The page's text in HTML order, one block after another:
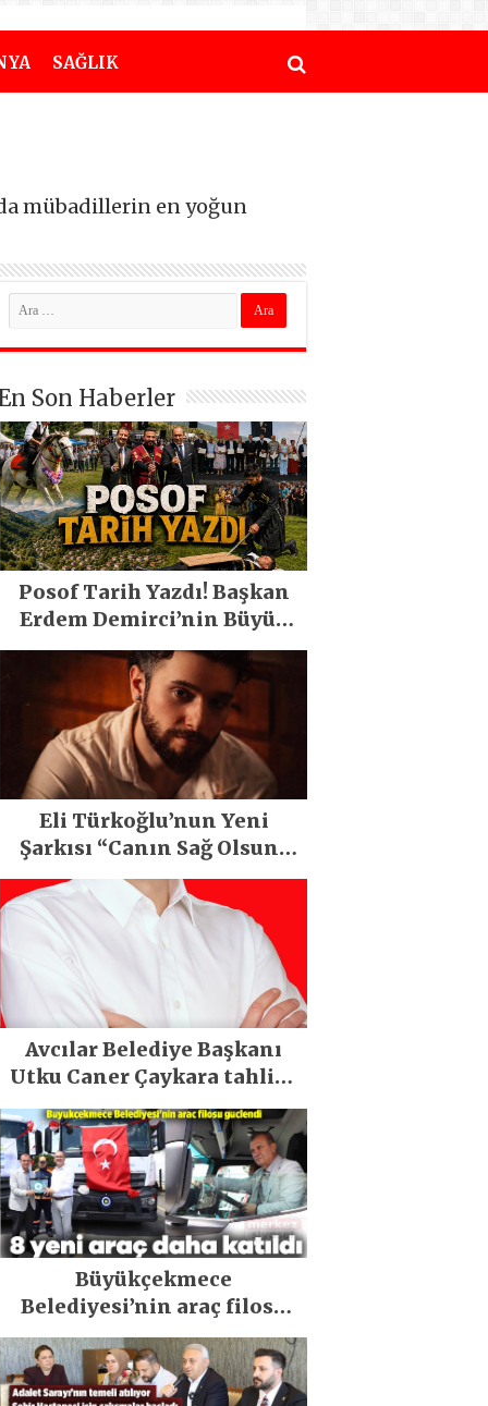
SAĞLIK
mübadillerin en yoğun
Son Haberler
Posof Tarih Yazdı! Başkan
Erdem Demirci’nin Büyük
Emeğiyle Son Yılların En
Büyük Festivali Gerçekleşti
Eli Türkoğlu’nun Yeni
Şarkısı “Canın Sağ Olsun”
Büyük İlgi Gördü!..
Avcılar Belediye Başkanı
Utku Caner Çaykara tahliye
edildi
Büyükçekmece
Belediyesi’nin araç filosu
güçlendi